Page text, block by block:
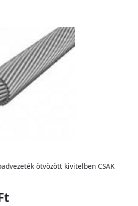
ötvözött kivitelben CSAK